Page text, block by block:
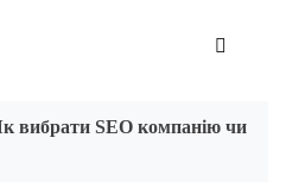
вибрати SEO компанію чи